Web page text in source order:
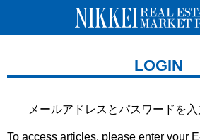
LOGIN
メールアドレスとパスワードを
To access articles, please enter your